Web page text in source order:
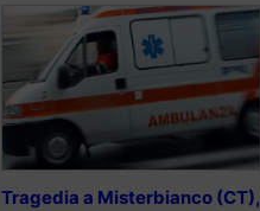
Tragedia a Misterbianco (CT),